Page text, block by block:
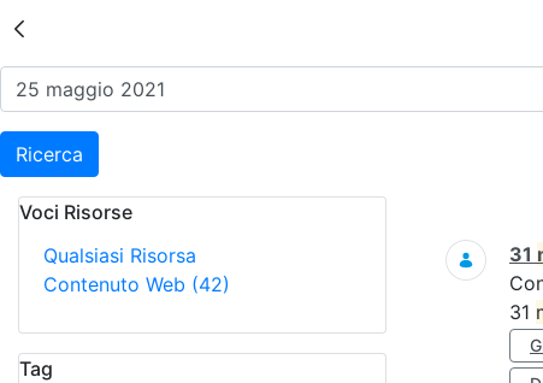
Risultati della Ricerca -
Ricerca
Voci Risorse
Qualsiasi Risorsa
Contenuto Web (42)
Tag
Ricerca
31
31